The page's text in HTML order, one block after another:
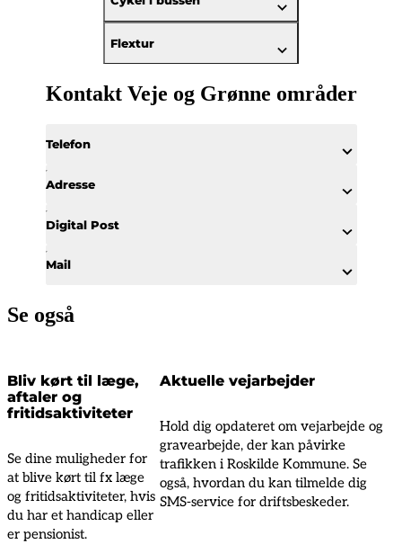
Flextur
Kontakt Veje og Grønne områder
Telefon
Adresse
Digital Post
Mail
Se også
Bliv kørt til læge,
aftaler og
fritidsaktiviteter
Se dine muligheder for
at blive kørt til fx læge
og fritidsaktiviteter, hvis
du har et handicap eller
er pensionist.
Aktuelle vejarbejder
Hold dig opdateret om vejarbejde og
gravearbejde, der kan påvirke
trafikken i Roskilde Kommune. Se
også, hvordan du kan tilmelde dig
SMS-service for driftsbeskeder.